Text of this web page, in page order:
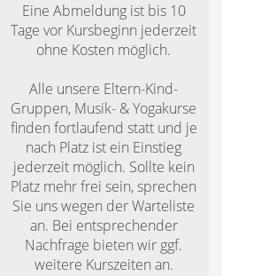
Eine Abmeldung ist bis 10
Tage vor Kursbeginn jederzeit
ohne Kosten möglich.
Alle unsere Eltern-Kind-
Gruppen, Musik- & Yogakurse
finden fortlaufend statt und je
nach Platz ist ein Einstieg
jederzeit möglich. Sollte kein
Platz mehr frei sein, sprechen
Sie uns wegen der Warteliste
an. Bei entsprechender
Nachfrage bieten wir ggf.
weitere Kurszeiten an.